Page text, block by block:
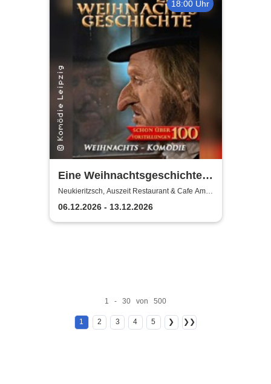
18:00 Uhr
Eine Weihnachtsgeschichte -
Komödie Leipzig /
Weihnachtstheater u.
Dinnershow
Neukieritzsch, Auszeit Restaurant & Cafe Am
Schwanenpark
06.12.2026 - 13.12.2026
1 - 30 von 500
1 2 3 4 5 ❯ ❯❯